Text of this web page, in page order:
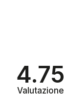
4.75
Valutazione